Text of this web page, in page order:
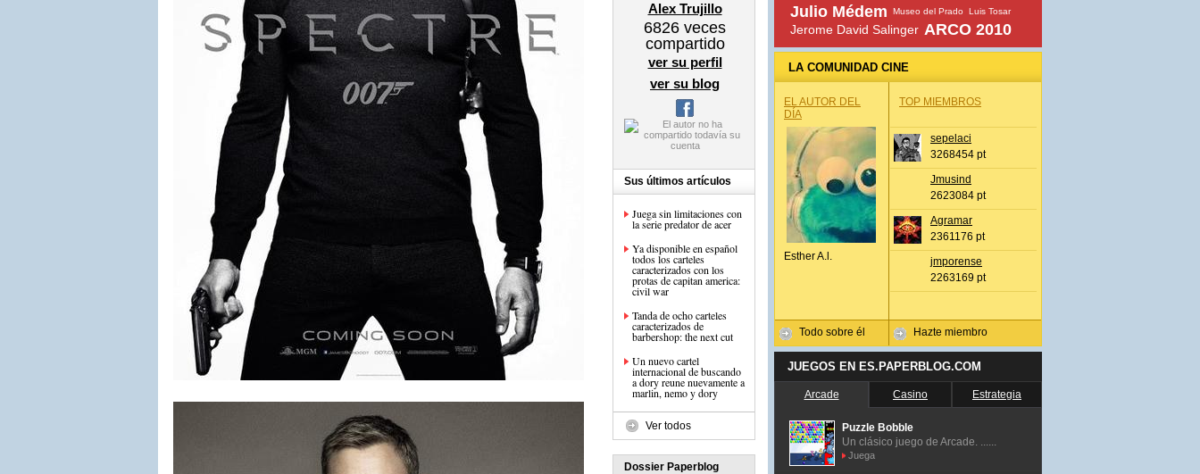
Alex Trujillo
6826 veces
compartido
ver su perfil
ver su blog
Sus últimos artículos
Juega sin limitaciones con
la serie predator de acer
Ya disponible en español
todos los carteles
caracterizados con los
protas de capitan america:
civil war
Tanda de ocho carteles
caracterizados de
barbershop: the next cut
Un nuevo cartel
internacional de buscando
a dory reune nuevamente a
marlin, nemo y dory
Ver todos
Dossier Paperblog
Julio Médem Museo del Prado Luis Tosar
Jerome David Salinger ARCO 2010
LA COMUNIDAD CINE
EL AUTOR DEL
DÍA
Esther A.l.
Todo sobre él
TOP MIEMBROS
sepelaci
3268454 pt
Jmusind
2623084 pt
Agramar
2361176 pt
jmporense
2263169 pt
Hazte miembro
JUEGOS EN ES.PAPERBLOG.COM
Arcade Casino Estrategia
Puzzle Bobble
Un clásico juego de Arcade. ......
Juega